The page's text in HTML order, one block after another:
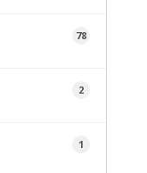
78
2
1